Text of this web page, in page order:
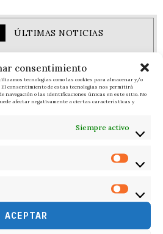
consentimiento
tecnologías como las cookies para almacenar y/o
consentimiento de estas tecnologías nos permitirá
navegación o las identificaciones únicas en este sitio. No
afectar negativamente a ciertas características y
Siempre activo
ACEPTAR
ÚLTIMAS NOTICIAS